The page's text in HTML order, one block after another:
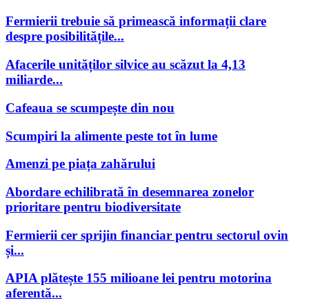
Fermierii trebuie să primească informații clare
despre posibilitățile...
Afacerile unităților silvice au scăzut la 4,13
miliarde...
Cafeaua se scumpește din nou
Scumpiri la alimente peste tot în lume
Amenzi pe piața zahărului
Abordare echilibrată în desemnarea zonelor
prioritare pentru biodiversitate
Fermierii cer sprijin financiar pentru sectorul ovin
și...
APIA plătește 155 milioane lei pentru motorina
aferentă...